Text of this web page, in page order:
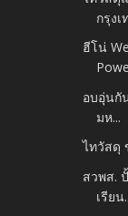
กรุงเ
ฮีโน่
อบอุ่นกั
มห...
ไทวัสดุ
สวพส.
เรียน